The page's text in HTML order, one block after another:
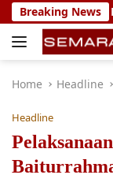
Skip
to
content
Breaking News
Magang Kerja
Home Headline
Headline